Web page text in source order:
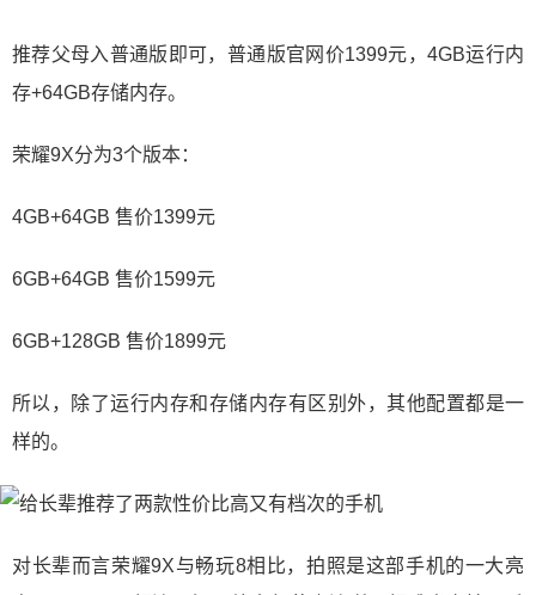
推荐父母入普通版即可，普通版官网价1399元，4GB运行内
存+64GB存储内存。
荣耀9X分为3个版本：
4GB+64GB 售价1399元
6GB+64GB 售价1599元
6GB+128GB 售价1899元
所以，除了运行内存和存储内存有区别外，其他配置都是一
样的。
对长辈而言荣耀9X与畅玩8相比，拍照是这部手机的一大亮